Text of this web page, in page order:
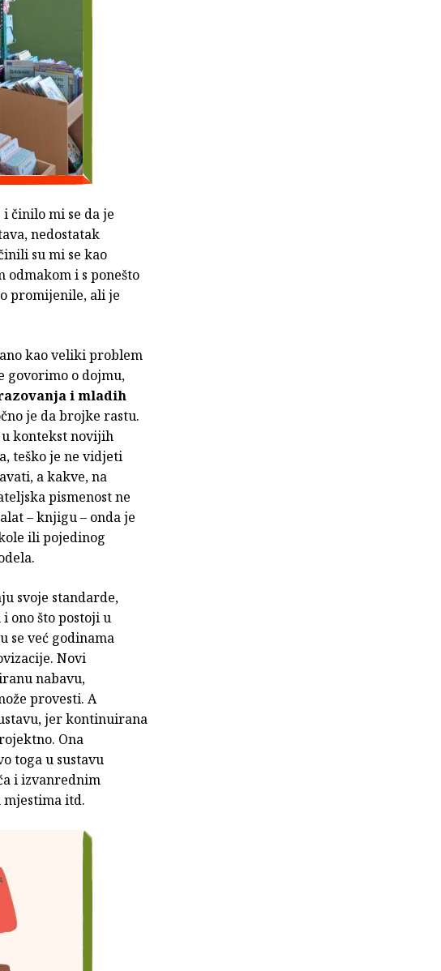
činilo mi se da je
nedostatak
su mi se kao
odmakom i s ponešto
promijenile, ali je
kao veliki problem
govorimo o dojmu,
i mladih
je da brojke rastu.
u kontekst novijih
teško je ne vidjeti
a kakve, na
pismenost ne
– knjigu – onda je
ili pojedinog
svoje standarde,
ono što postoji u
se već godinama
Novi
nabavu,
provesti. A
jer kontinuirana
Ona
toga u sustavu
i izvanrednim
itd.